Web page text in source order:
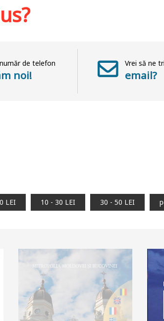
de telefon
noi!
Vrei să ne
email?
LEI 10 - 30 LEI 30 - 50 LEI